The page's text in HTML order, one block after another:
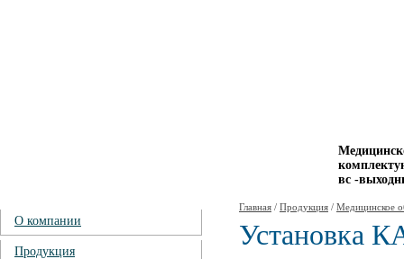
вс -
О компании
Продукция
Главная / Продукция / Медицинское
Установка